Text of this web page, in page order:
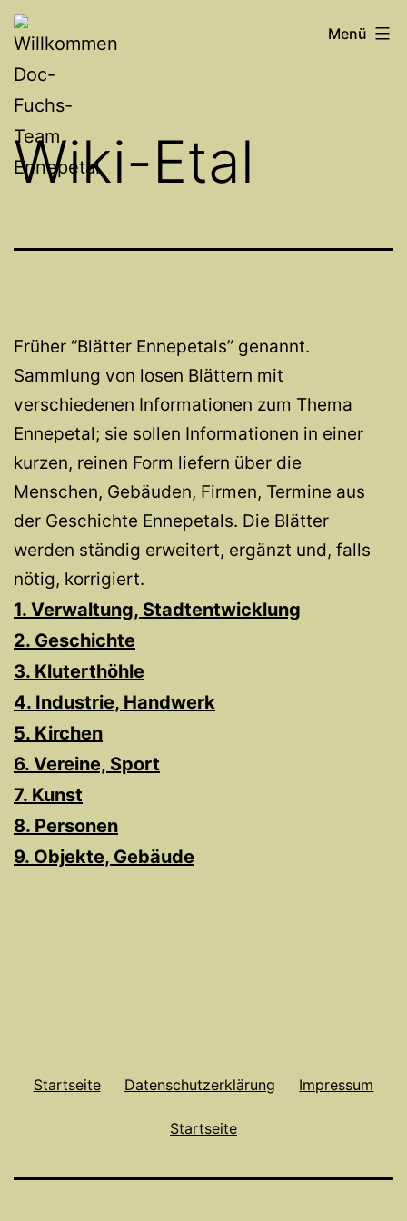
Zum
Inhalt
springen
Willkommen
Doc-
Fuchs-
Team
Ennepetal
Menü
Wiki-Etal
Früher “Blätter Ennepetals” genannt.
Sammlung von losen Blättern mit
verschiedenen Informationen zum Thema
Ennepetal; sie sollen Informationen in einer
kurzen, reinen Form liefern über die
Menschen, Gebäuden, Firmen, Termine aus
der Geschichte Ennepetals. Die Blätter
werden ständig erweitert, ergänzt und, falls
nötig, korrigiert.
1. Verwaltung, Stadtentwicklung
2. Geschichte
3. Kluterthöhle
4. Industrie, Handwerk
5. Kirchen
6. Vereine, Sport
7. Kunst
8. Personen
9. Objekte, Gebäude
Startseite Datenschutzerklärung Impressum
Startseite